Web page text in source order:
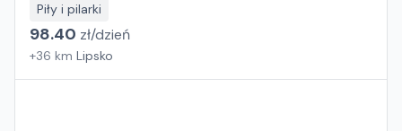
Piły i pilarki
98.40 zł/dzień
+36 km Lipsko